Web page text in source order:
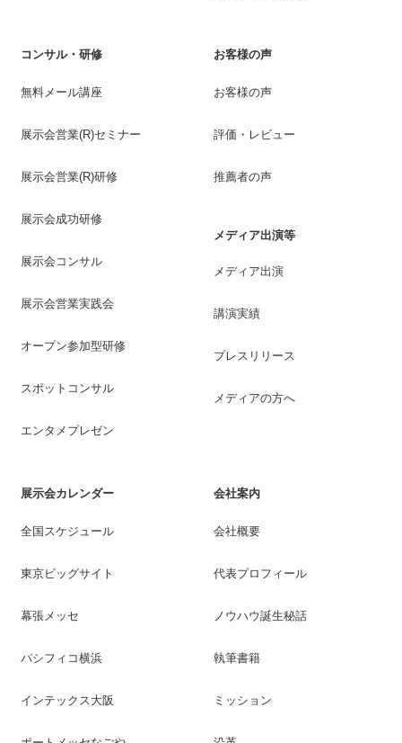
コンサル・研修
無料メール講座
展示会営業(R)セミナー
展示会営業(R)研修
展示会成功研修
展示会コンサル
展示会営業実践会
オープン参加型研修
スポットコンサル
エンタメプレゼン
お客様の声
お客様の声
評価・レビュー
推薦者の声
メディア出演等
メディア出演
講演実績
プレスリリース
メディアの方へ
展示会カレンダー
全国スケジュール
東京ビッグサイト
幕張メッセ
パシフィコ横浜
インテックス大阪
会社案内
会社概要
代表プロフィール
ノウハウ誕生秘話
執筆書籍
ミッション